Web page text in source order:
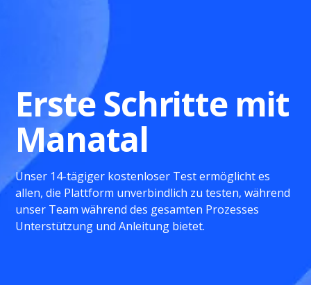
Erste Schritte mit
Manatal
Unser 14-tägiger kostenloser Test ermöglicht es
allen, die Plattform unverbindlich zu testen, während
unser Team während des gesamten Prozesses
Unterstützung und Anleitung bietet.